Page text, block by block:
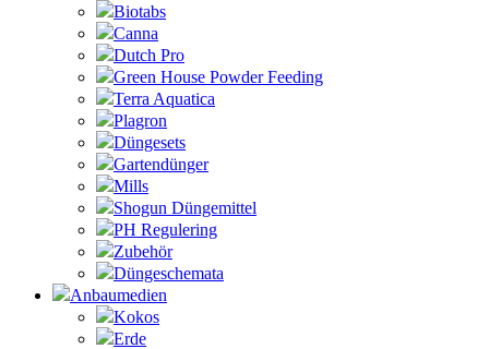
Biotabs
Canna
Dutch Pro
Green House Powder Feeding
Terra Aquatica
Plagron
Düngesets
Gartendünger
Mills
Shogun Düngemittel
PH Regulering
Zubehör
Düngeschemata
Anbaumedien
Kokos
Erde